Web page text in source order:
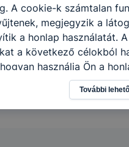
A cookie-k számtalan
megjegyzik a
a honlap használatát. A
a következő célokból
használja Ön a
részeit látogatja,
Önnek még jobb
honlap fejlesztése.
További